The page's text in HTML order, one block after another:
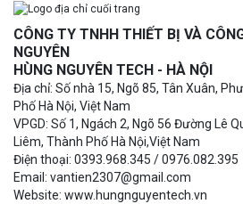
CÔNG TY TNHH THIẾT BỊ VÀ
NGUYÊN
HÙNG NGUYÊN TECH - HÀ NỘI
Địa chỉ: Số nhà 15, Ngõ 85, Tân Xuân,
Phố Hà Nội, Việt Nam
VPGD: Số 1, Ngách 2, Ngõ 56 Đường Lê
Liêm, Thành Phố Hà Nội,Việt Nam
Điện thoại: 0393.968.345 / 0976.082.395
Email: vantien2307@gmail.com
Website: www.hungnguyentech.vn